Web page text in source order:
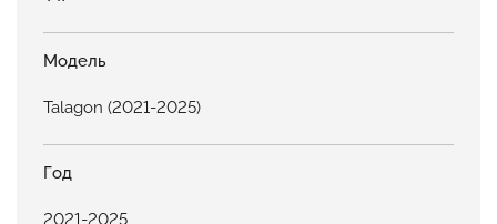
Модель
Talagon (2021-2025)
Год
2021-2025